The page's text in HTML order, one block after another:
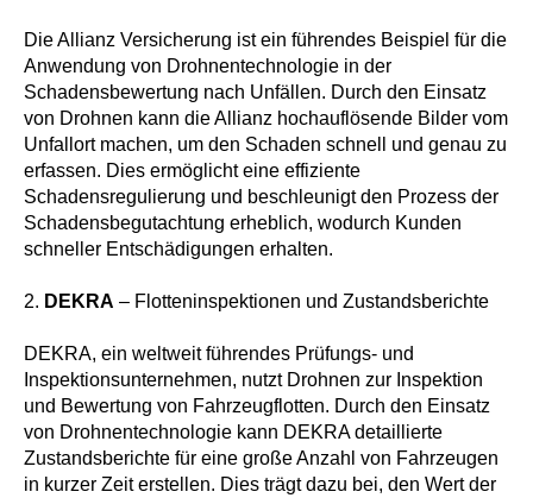
Die Allianz Versicherung ist ein führendes Beispiel für die
Anwendung von Drohnentechnologie in der
Schadensbewertung nach Unfällen. Durch den Einsatz
von Drohnen kann die Allianz hochauflösende Bilder vom
Unfallort machen, um den Schaden schnell und genau zu
erfassen. Dies ermöglicht eine effiziente
Schadensregulierung und beschleunigt den Prozess der
Schadensbegutachtung erheblich, wodurch Kunden
schneller Entschädigungen erhalten.
2. DEKRA – Flotteninspektionen und Zustandsberichte
DEKRA, ein weltweit führendes Prüfungs- und
Inspektionsunternehmen, nutzt Drohnen zur Inspektion
und Bewertung von Fahrzeugflotten. Durch den Einsatz
von Drohnentechnologie kann DEKRA detaillierte
Zustandsberichte für eine große Anzahl von Fahrzeugen
in kurzer Zeit erstellen. Dies trägt dazu bei, den Wert der
Anfrage stellen
erklären Sie sich mit der Speicherung und Verarbeitung
Ihrer personenbezogenen Daten, laut unserer
Datenschutzerklärung, einverstanden.
gutachter-muc.de © 2024
All Rights Reserved